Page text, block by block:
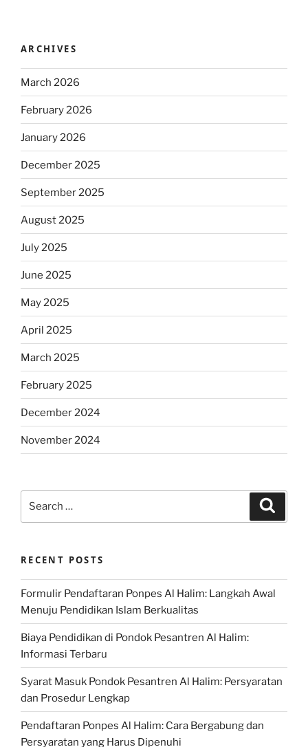
ARCHIVES
March 2026
February 2026
January 2026
December 2025
September 2025
August 2025
July 2025
June 2025
May 2025
April 2025
March 2025
February 2025
December 2024
November 2024
RECENT POSTS
Formulir Pendaftaran Ponpes Al Halim: Langkah Awal
Menuju Pendidikan Islam Berkualitas
Biaya Pendidikan di Pondok Pesantren Al Halim:
Informasi Terbaru
Syarat Masuk Pondok Pesantren Al Halim: Persyaratan
dan Prosedur Lengkap
Pendaftaran Ponpes Al Halim: Cara Bergabung dan
Persyaratan yang Harus Dipenuhi